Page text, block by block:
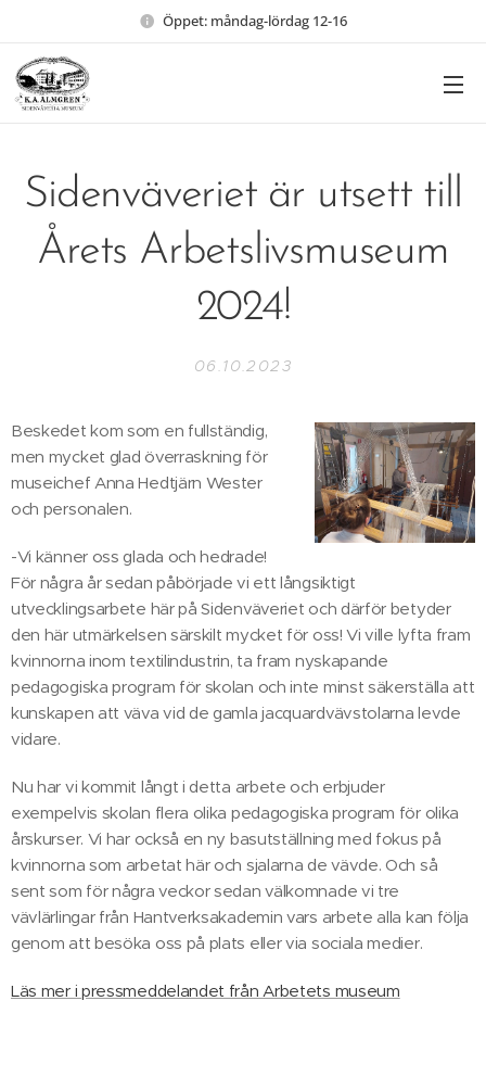
Öppet: måndag-lördag 12-16
Sidenväveriet är utsett till
Årets Arbetslivsmuseum
2024!
06.10.2023
Beskedet kom som en fullständig,
men mycket glad överraskning för
museichef Anna Hedtjärn Wester
och personalen.
-Vi känner oss glada och hedrade!
För några år sedan påbörjade vi ett långsiktigt
utvecklingsarbete här på Sidenväveriet och därför betyder
den här utmärkelsen särskilt mycket för oss! Vi ville lyfta fram
kvinnorna inom textilindustrin, ta fram nyskapande
pedagogiska program för skolan och inte minst säkerställa att
kunskapen att väva vid de gamla jacquardvävstolarna levde
vidare.
Nu har vi kommit långt i detta arbete och erbjuder
exempelvis skolan flera olika pedagogiska program för olika
årskurser. Vi har också en ny basutställning med fokus på
kvinnorna som arbetat här och sjalarna de vävde. Och så
sent som för några veckor sedan välkomnade vi tre
vävlärlingar från Hantverksakademin vars arbete alla kan följa
genom att besöka oss på plats eller via sociala medier.
Läs mer i pressmeddelandet från Arbetets museum